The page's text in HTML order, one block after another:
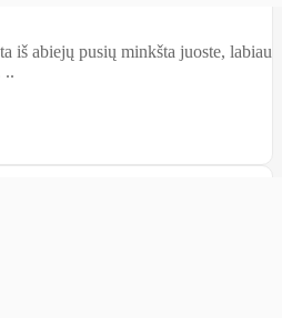
iš abiejų pusių minkšta juoste, labiau
..